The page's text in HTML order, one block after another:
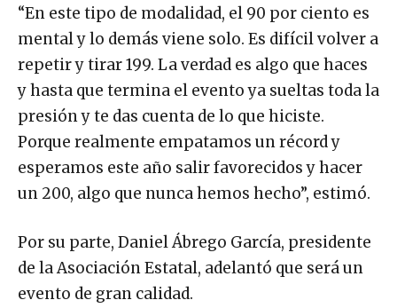
“En este tipo de modalidad, el 90 por ciento es
mental y lo demás viene solo. Es difícil volver a
repetir y tirar 199. La verdad es algo que haces
y hasta que termina el evento ya sueltas toda la
presión y te das cuenta de lo que hiciste.
Porque realmente empatamos un récord y
esperamos este año salir favorecidos y hacer
un 200, algo que nunca hemos hecho”, estimó.
Por su parte, Daniel Ábrego García, presidente
de la Asociación Estatal, adelantó que será un
evento de gran calidad.